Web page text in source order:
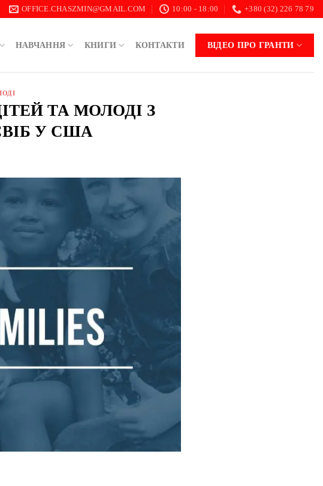
OFFICE.CHASZMIN@GMAIL.COM 10:00 - 18:00 +380 (32) 226 78 79
НАВЧАННЯ КНИГИ КОНТАКТИ ВІДЕО ПРО ГРАНТИ
ТА МОЛОДІ З
У США